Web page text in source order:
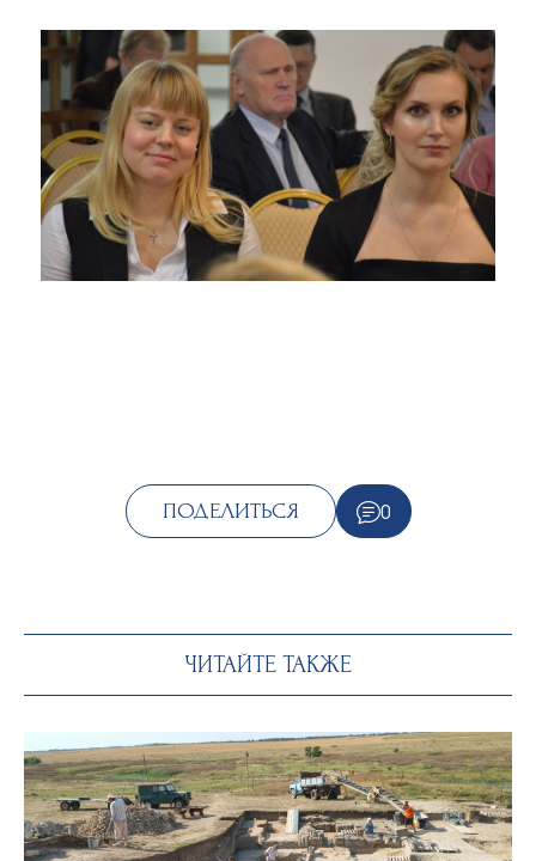
ПОДЕЛИТЬСЯ 0
ЧИТАЙТЕ ТАКЖЕ